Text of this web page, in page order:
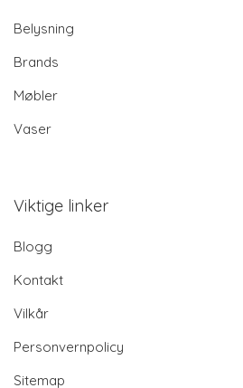
Belysning
Brands
Møbler
Vaser
Viktige linker
Blogg
Kontakt
Vilkår
Personvernpolicy
Sitemap